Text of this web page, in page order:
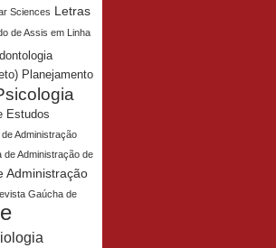
Sciences Letras
de Assis em Linha
Planejamento
Estudos
Administração
de Administração de
Administração
Gaúcha de